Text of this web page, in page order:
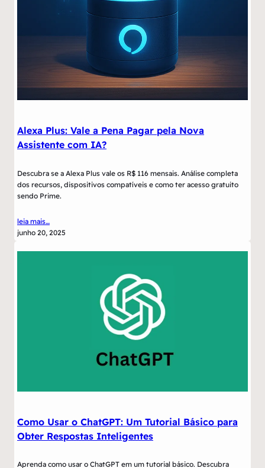
Alexa Plus: Vale a Pena Pagar pela Nova
Assistente com IA?
Descubra se a Alexa Plus vale os R$ 116 mensais. Análise completa
dos recursos, dispositivos compatíveis e como ter acesso gratuito
sendo Prime.
leia mais…
junho 20, 2025
Como Usar o ChatGPT: Um Tutorial Básico para
Obter Respostas Inteligentes
Aprenda como usar o ChatGPT em um tutorial básico. Descubra